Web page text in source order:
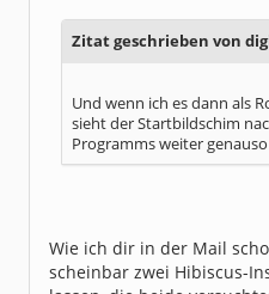
Zitat geschrieben von
Und wenn ich es dann als
sieht der Startbildschim
Programms weiter genauso
Wie ich dir in der Mail
scheinbar zwei Hibiscus-